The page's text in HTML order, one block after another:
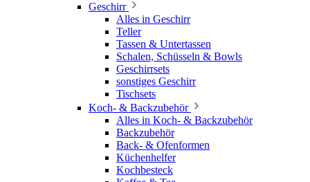
Geschirr
Alles in Geschirr
Teller
Tassen & Untertassen
Schalen, Schüsseln & Bowls
Geschirrsets
sonstiges Geschirr
Tischsets
Koch- & Backzubehör
Alles in Koch- & Backzubehör
Backzubehör
Back- & Ofenformen
Küchenhelfer
Kochbesteck